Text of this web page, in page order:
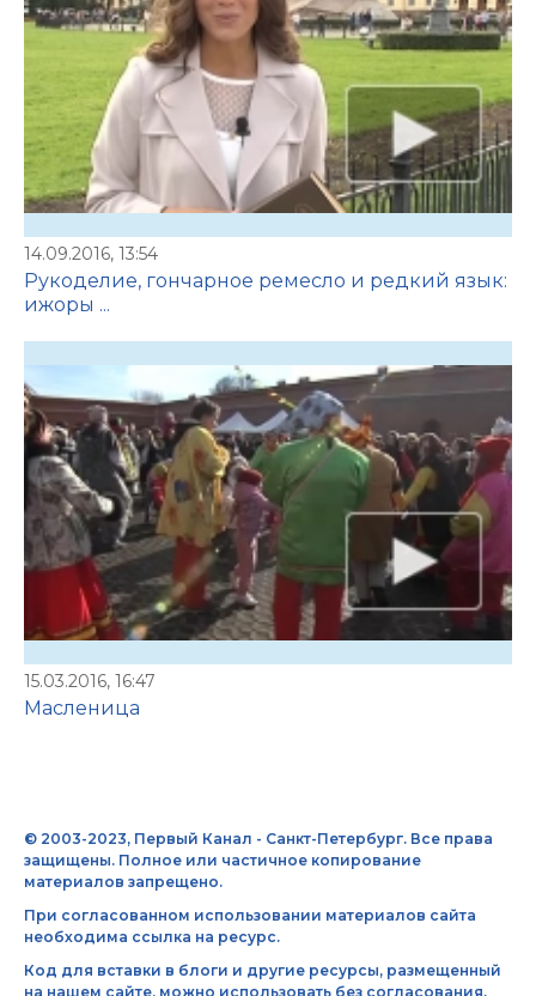
14.09.2016, 13:54
Рукоделие, гончарное ремесло и редкий язык:
ижоры ...
15.03.2016, 16:47
Масленица
© 2003-2023, Первый Канал - Санкт-Петербург. Все права
защищены. Полное или частичное копирование
материалов запрещено.
При согласованном использовании материалов сайта
необходима ссылка на ресурс.
Код для вставки в блоги и другие ресурсы, размещенный
на нашем сайте, можно использовать без согласования.